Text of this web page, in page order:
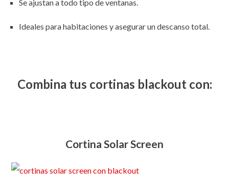
Se ajustan a todo tipo de ventanas.
Ideales para habitaciones y asegurar un descanso total.
Combina tus cortinas blackout con:
Cortina Solar Screen